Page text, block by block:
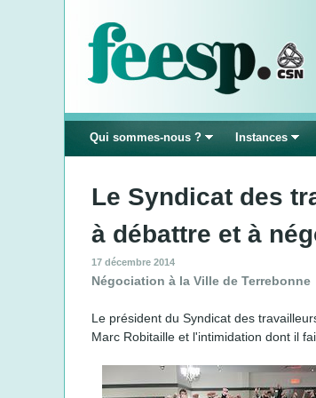
Le Syndicat des
à débattre et à
17 décembre 2014
Négociation à la Ville de Terrebonne
Le président du Syndicat des
Marc Robitaille et l'intimidation dont il
Qui sommes-nous ? Instances